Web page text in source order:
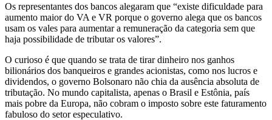
Os representantes dos bancos alegaram que “existe dificuldade para
aumento maior do VA e VR porque o governo alega que os bancos
usam os vales para aumentar a remuneração da categoria sem que
haja possibilidade de tributar os valores”.
O curioso é que quando se trata de tirar dinheiro nos ganhos
bilionários dos banqueiros e grandes acionistas, como nos lucros e
dividendos, o governo Bolsonaro não chia da ausência absoluta de
tributação. No mundo capitalista, apenas o Brasil e Estônia, país
mais pobre da Europa, não cobram o imposto sobre este faturamento
fabuloso do setor especulativo.